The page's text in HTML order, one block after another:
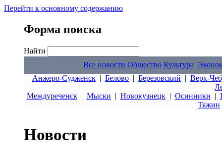
Перейти к основному содержанию
Форма поиска
Найти
Все новости Общество Культура
Анжеро-Судженск | Белово | Березовский | Верх-
Междуреченск| Мыски | Новокузнецк| Осинники |
Тяжин
Новости